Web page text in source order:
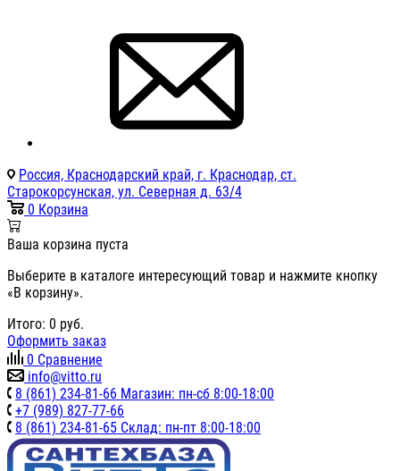
Россия, Краснодарский край, г. Краснодар, ст.
Старокорсунская, ул. Северная д. 63/4
0 Корзина
Ваша корзина пуста
Выберите в каталоге интересующий товар и нажмите кнопку
«В корзину».
Итого: 0 руб.
Оформить заказ
0 Сравнение
info@vitto.ru
8 (861) 234-81-66 Магазин: пн-сб 8:00-18:00
+7 (989) 827-77-66
8 (861) 234-81-65 Склад: пн-пт 8:00-18:00